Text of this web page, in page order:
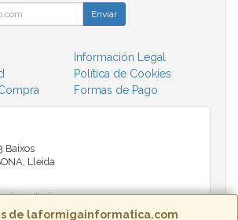
de laformigainformatica.com
Enviar
Información Legal
Política de Cookies
Formas de Pago
Baixos
Lleida